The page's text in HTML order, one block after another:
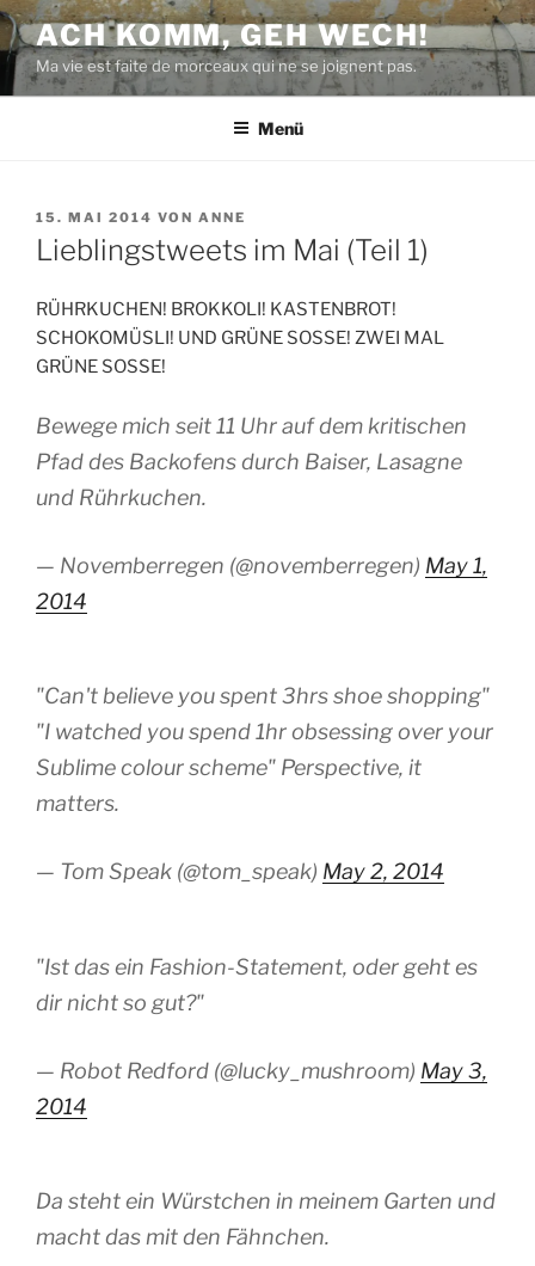
Zum
Inhalt
springen
ACH KOMM, GEH WECH!
Ma vie est faite de morceaux qui ne se joignent pas.
Menü
VERÖFFENTLICHT
AM
15. MAI 2014 VON ANNE
Lieblingstweets im Mai (Teil 1)
RÜHRKUCHEN! BROKKOLI! KASTENBROT!
SCHOKOMÜSLI! UND GRÜNE SOSSE! ZWEI MAL
GRÜNE SOSSE!
Bewege mich seit 11 Uhr auf dem kritischen
Pfad des Backofens durch Baiser, Lasagne
und Rührkuchen.
— Novemberregen (@novemberregen) May 1,
2014
"Can't believe you spent 3hrs shoe shopping"
"I watched you spend 1hr obsessing over your
Sublime colour scheme" Perspective, it
matters.
— Tom Speak (@tom_speak) May 2, 2014
"Ist das ein Fashion-Statement, oder geht es
dir nicht so gut?"
— Robot Redford (@lucky_mushroom) May 3,
2014
Da steht ein Würstchen in meinem Garten und
macht das mit den Fähnchen.